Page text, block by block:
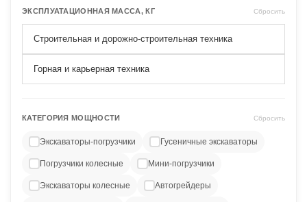
ЭКСПЛУАТАЦИОННАЯ МАССА, КГ Сбросить
Строительная и дорожно-строительная техника
Горная и карьерная техника
КАТЕГОРИЯ МОЩНОСТИ Сбросить
Экскаваторы-погрузчики Гусеничные экскаваторы
Погрузчики колесные Мини-погрузчики
Экскаваторы колесные Автогрейдеры